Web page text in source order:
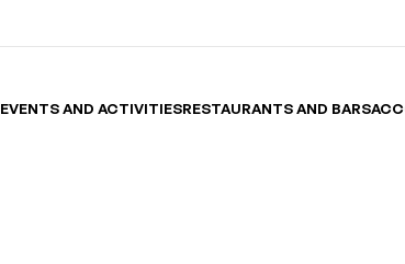
EVENTS AND ACTIVITIESRESTAURANTS AND BARS